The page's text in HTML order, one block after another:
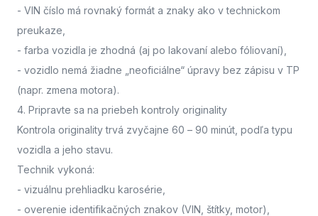
- VIN číslo má rovnaký formát a znaky ako v technickom
preukaze,
- farba vozidla je zhodná (aj po lakovaní alebo fóliovaní),
- vozidlo nemá žiadne „neoficiálne“ úpravy bez zápisu v TP
(napr. zmena motora).
4. Pripravte sa na priebeh kontroly originality
Kontrola originality trvá zvyčajne 60 – 90 minút , podľa typu
vozidla a jeho stavu.
Technik vykoná:
- vizuálnu prehliadku karosérie,
- overenie identifikačných znakov (VIN, štítky, motor),